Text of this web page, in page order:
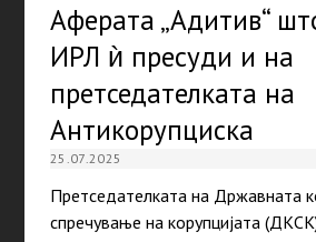
Аферата „Адитив“
ИРЛ ѝ пресуди и на
претседателката на
Антикорупциска
25.07.2025
Претседателката на Државната
спречување на корупцијата